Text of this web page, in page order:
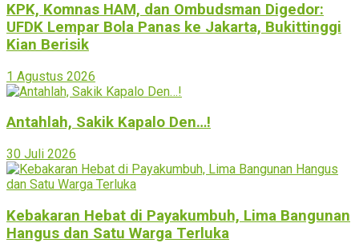
KPK, Komnas HAM, dan Ombudsman Digedor:
UFDK Lempar Bola Panas ke Jakarta, Bukittinggi
Kian Berisik
1 Agustus 2026
Antahlah, Sakik Kapalo Den…!
30 Juli 2026
Kebakaran Hebat di Payakumbuh, Lima Bangunan
Hangus dan Satu Warga Terluka